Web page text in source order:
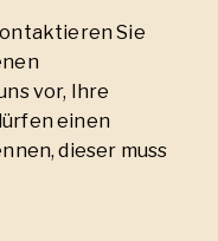
Sie
vor, Ihre
einen
dieser muss